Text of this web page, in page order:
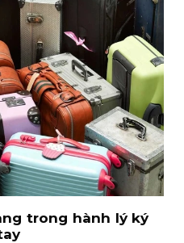
trong hành lý ký